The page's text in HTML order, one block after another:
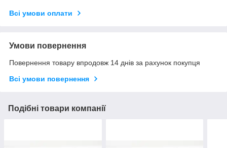
Всі умови оплати
Умови повернення
Повернення товару впродовж 14 днів за рахунок покупця
Всі умови повернення
Подібні товари компанії